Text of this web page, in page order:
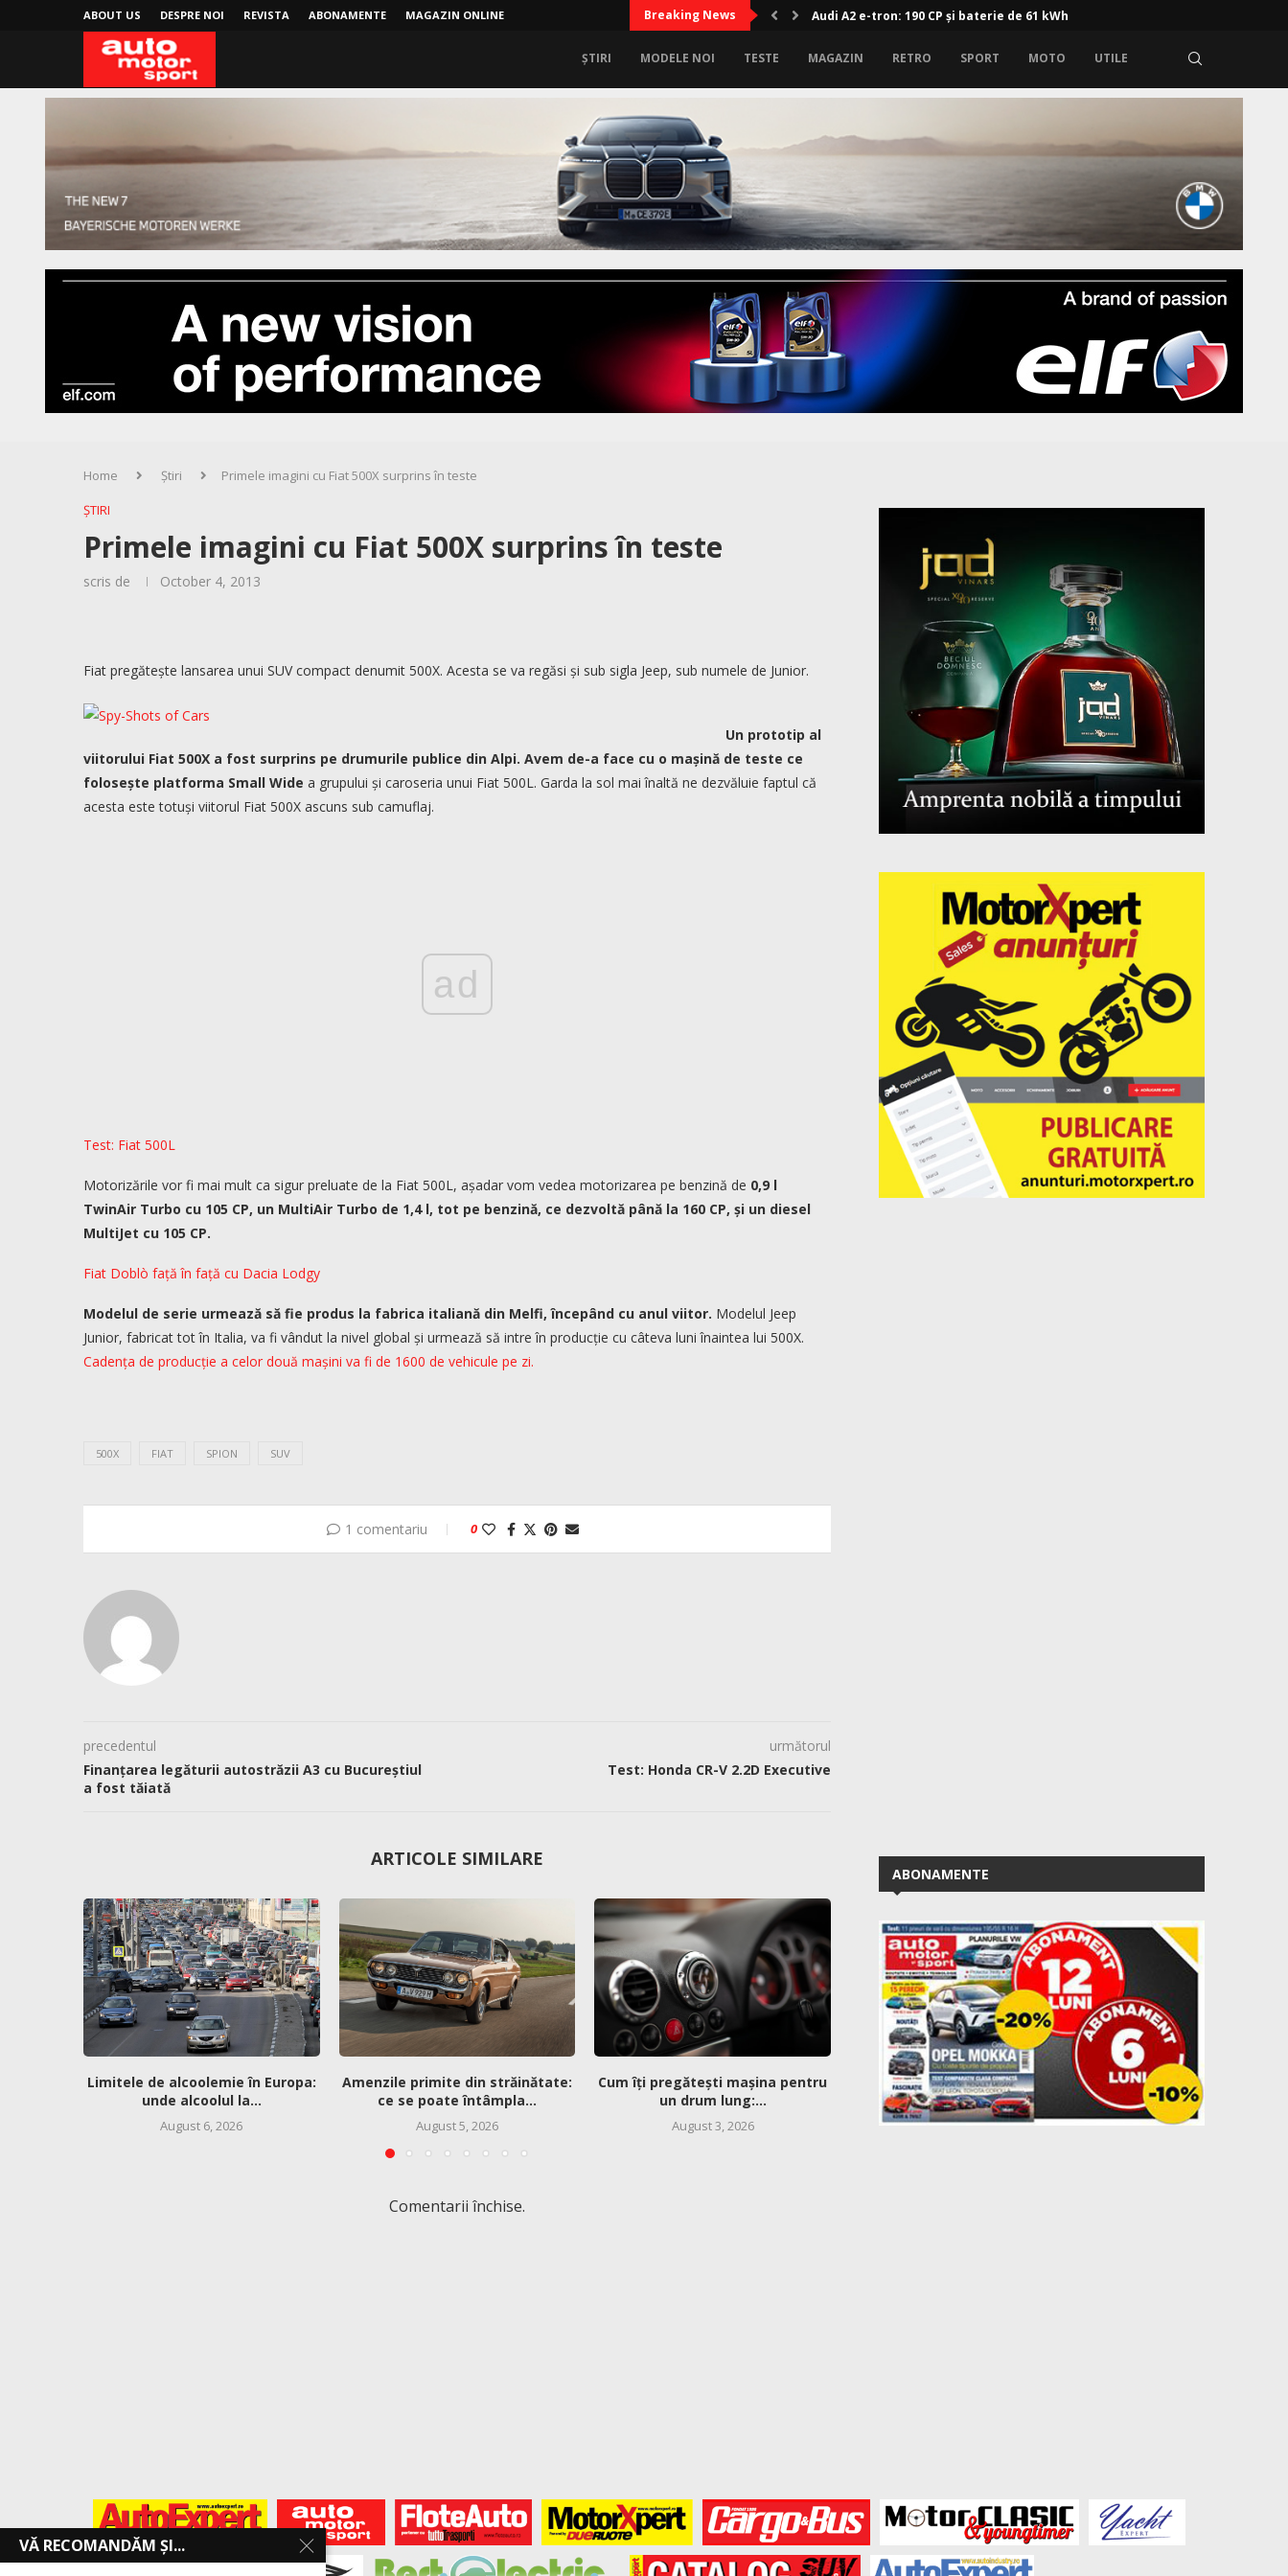
ABOUT US DESPRE NOI REVISTA ABONAMENTE MAGAZIN ONLINE Breaking News Audi A2 e-tron: 190 CP și baterie de 61 kWh
ȘTIRI MODELE NOI TESTE MAGAZIN RETRO SPORT MOTO UTILE
Home Știri
Primele imagini cu Fiat 500X surprins în teste
ȘTIRI
Primele imagini cu Fiat 500X surprins în teste
scris de October 4, 2013
Fiat pregătește lansarea unui SUV compact denumit 500X. Acesta se va regăsi și sub sigla Jeep, sub numele de Junior.
Un prototip al
viitorului Fiat 500X a fost surprins pe drumurile publice din Alpi. Avem de-a face cu o mașină de teste ce
folosește platforma Small Wide a grupului și caroseria unui Fiat 500L. Garda la sol mai înaltă ne dezvăluie faptul că
acesta este totuși viitorul Fiat 500X ascuns sub camuflaj.
ad
Test: Fiat 500L
Motorizările vor fi mai mult ca sigur preluate de la Fiat 500L, așadar vom vedea motorizarea pe benzină de 0,9 l
TwinAir Turbo cu 105 CP, un MultiAir Turbo de 1,4 l, tot pe benzină, ce dezvoltă până la 160 CP, și un diesel
MultiJet cu 105 CP.
Fiat Doblò față în față cu Dacia Lodgy
Modelul de serie urmează să fie produs la fabrica italiană din Melfi, începând cu anul viitor. Modelul Jeep
Junior, fabricat tot în Italia, va fi vândut la nivel global și urmează să intre în producție cu câteva luni înaintea lui 500X.
Cadența de producție a celor două mașini va fi de 1600 de vehicule pe zi.
500X FIAT SPION SUV
1 comentariu 0
precedentul
Finanțarea legăturii autostrăzii A3 cu Bucureștiul
a fost tăiată
următorul
Test: Honda CR-V 2.2D Executive
ARTICOLE SIMILARE
Limitele de alcoolemie în Europa:
unde alcoolul la...
August 6, 2026
Amenzile primite din străinătate:
ce se poate întâmpla...
August 5, 2026
Cum îți pregătești mașina pentru
un drum lung:...
August 3, 2026
50 de ani de VW Golf GTI –...
August 2, 2026
Prețuri Skoda Epiq:
bază de la...
July 27, 2026
Comentarii închise.
ABONAMENTE
VĂ RECOMANDĂM ȘI...